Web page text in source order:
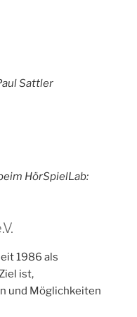
Sattler
HörSpielLab:
1986 als
ist,
und Möglichkeiten